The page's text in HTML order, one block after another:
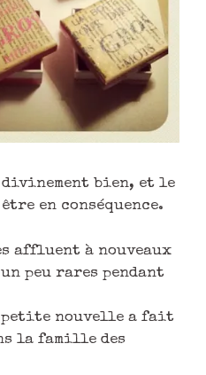
divinement bien, et le
en conséquence.
affluent à nouveaux
peu rares pendant
petite nouvelle a fait
la famille des